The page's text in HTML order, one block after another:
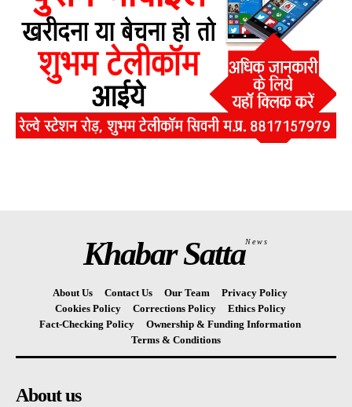
Khabar SattaNews
About Us Contact Us Our Team
Privacy Policy
Cookies Policy
Corrections Policy
Ethics Policy
Fact-Checking Policy
Ownership & Funding Information
Terms & Conditions
About us